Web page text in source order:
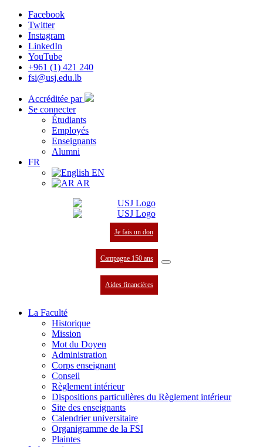
Facebook
Twitter
Instagram
LinkedIn
YouTube
+961 (1) 421 240
fsi@usj.edu.lb
Accréditée par
Se connecter
Étudiants
Employés
Enseignants
Alumni
FR
EN
AR
Je fais un don
Campagne 150 ans
Aides financières
La Faculté
Historique
Mission
Mot du Doyen
Administration
Corps enseignant
Conseil
Règlement intérieur
Dispositions particulières du Règlement intérieur
Site des enseignants
Calendrier universitaire
Organigramme de la FSI
Plaintes